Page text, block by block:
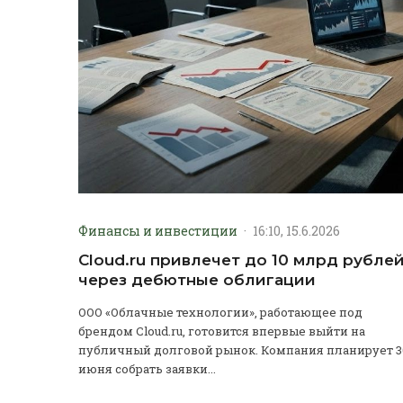
Финансы и инвестиции · 16:10, 15.6.2026
Cloud.ru привлечет до 10 млрд
через дебютные облигации
ООО «Облачные технологии», работающее под
брендом Cloud.ru, готовится впервые выйти на
публичный долговой рынок. Компания планирует
июня собрать заявки...